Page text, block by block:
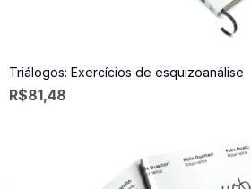
Triálogos: Exercícios de esquizoanálise
R$81,48